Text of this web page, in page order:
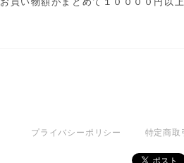
プライバシーポリシー 特定商取